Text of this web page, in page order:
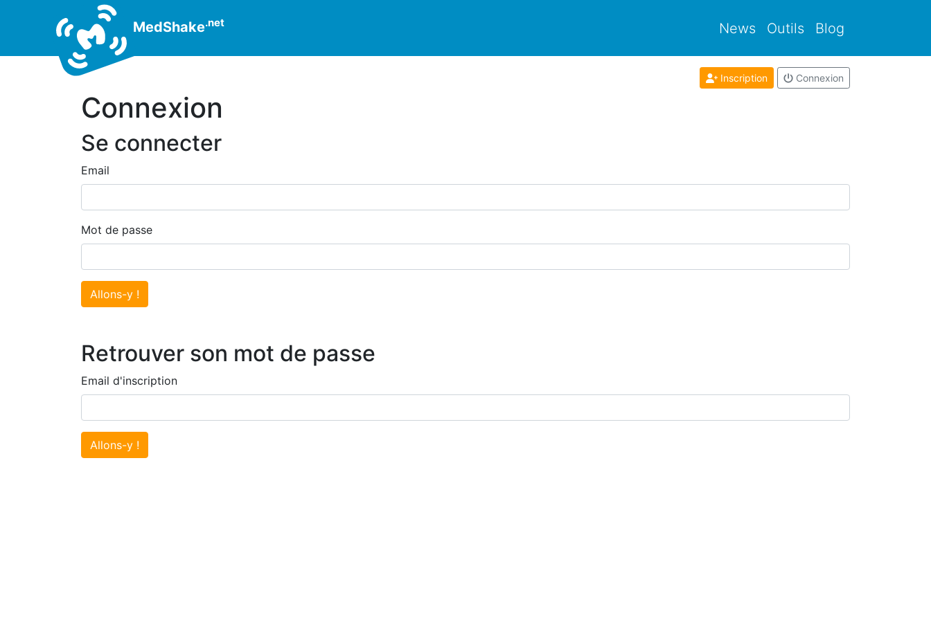
MedShake.net News Outils Blog
Inscription Connexion
Connexion
Se connecter
Email
Mot de passe
Allons-y !
Retrouver son mot de passe
Email d'inscription
Allons-y !